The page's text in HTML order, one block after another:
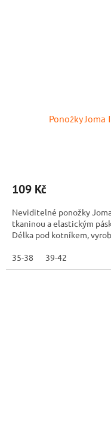
Ponožky
109 Kč
Neviditelné ponožky
tkaninou a elastickým
Délka pod kotníkem,
35-38 39-42